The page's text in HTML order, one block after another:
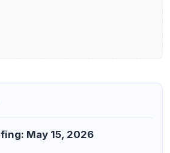
May 15, 2026